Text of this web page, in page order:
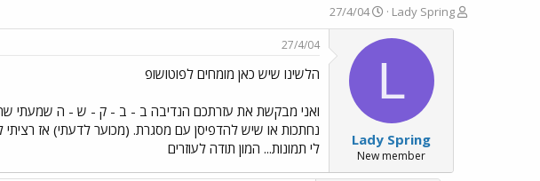
פ
ו
Lady Spring
פ
ו
ר
א
ר
י
ך
27/4/04
L
Lady Spring
New member
27/4/04
הלשינו שיש כאן מומחים לפוטושופ
נחתכות או שיש להדפיסן עם מסגרת. (מכוער לדעתי) אז
לי תמונות... המון תודה לעוזרים